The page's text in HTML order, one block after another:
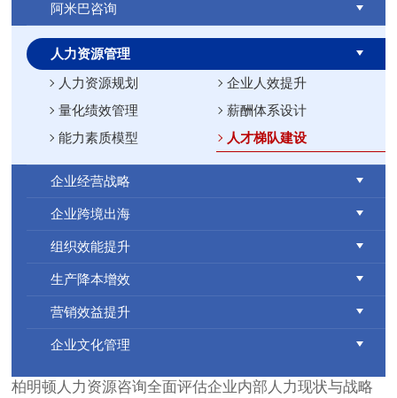
阿米巴咨询
人力资源管理
人力资源规划
企业人效提升
量化绩效管理
薪酬体系设计
能力素质模型
人才梯队建设
企业经营战略
企业跨境出海
组织效能提升
生产降本增效
营销效益提升
企业文化管理
柏明顿人力资源咨询全面评估企业内部人力现状与战略